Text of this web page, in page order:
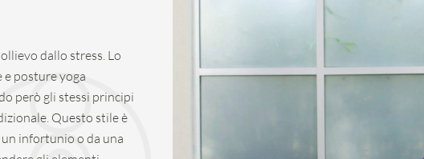
dallo stress. Lo
e posture yoga
però gli stessi principi
Questo stile è
infortunio o da una